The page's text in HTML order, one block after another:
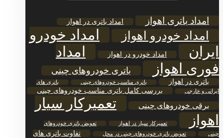
امداد باتری اهواز امداد باتری در اهواز
امداد خودرو اهواز
امداد خودرو
ایران
امداد خودرو در اهواز
امداد
فوری اهواز
باتری خودروهای چینی
باتری در اهواز باتری مناسب خودروهای چینی
باتری های
ایرانی و خارجی
بررسی کامل باتری مناسب خودروهای چینی
برقی خودروهای چینی
تعمیرکار سیار
اهواز
تعمیرکار سیار در اهواز
تعویض باتری خودروهای
چینی
تعویض باتری خودروهای چینی در محل
تفاوت باتری های